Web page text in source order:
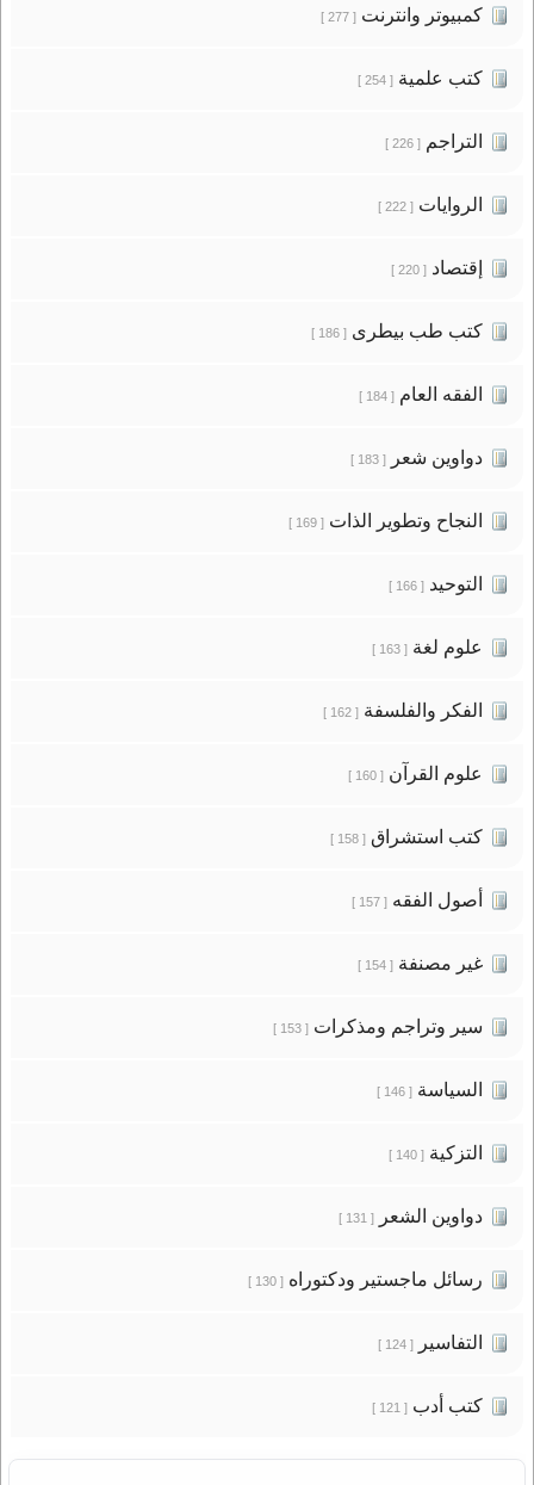
كمبيوتر وانترنت[ 277 ]
كتب علمية[ 254 ]
التراجم[ 226 ]
الروايات[ 222 ]
إقتصاد[ 220 ]
كتب طب بيطرى[ 186 ]
الفقه العام[ 184 ]
دواوين شعر[ 183 ]
النجاح وتطوير الذات[ 169 ]
التوحيد[ 166 ]
علوم لغة[ 163 ]
الفكر والفلسفة[ 162 ]
علوم القرآن[ 160 ]
كتب استشراق[ 158 ]
أصول الفقه[ 157 ]
غير مصنفة[ 154 ]
سير وتراجم ومذكرات[ 153 ]
السياسة[ 146 ]
التزكية[ 140 ]
دواوين الشعر[ 131 ]
رسائل ماجستير ودكتوراه[ 130 ]
التفاسير[ 124 ]
كتب أدب[ 121 ]